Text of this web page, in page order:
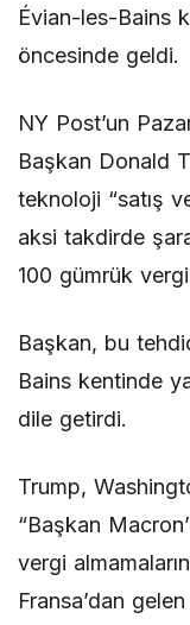
Évian-les-Bains
öncesinde geldi.
NY Post’un
Başkan Donald
teknoloji “satış
aksi takdirde
100 gümrük
Başkan, bu
Bains kentinde
dile getirdi.
Trump,
“Başkan
vergi
Fransa’dan